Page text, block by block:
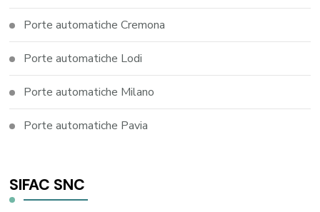
Porte automatiche Cremona
Porte automatiche Lodi
Porte automatiche Milano
Porte automatiche Pavia
SIFAC SNC